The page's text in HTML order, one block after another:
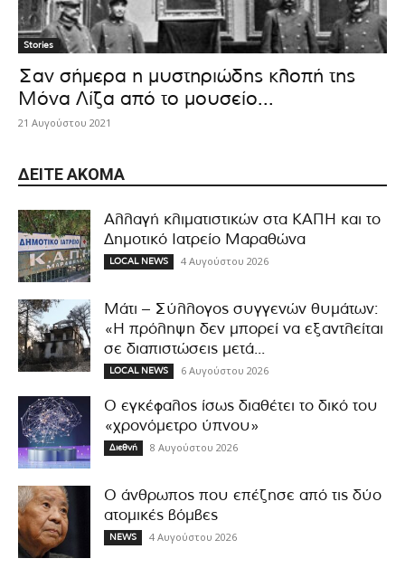
Stories
Σαν σήμερα η μυστηριώδης κλοπή της
Μόνα Λίζα από το μουσείο...
21 Αυγούστου 2021
ΔΕΊΤΕ ΑΚΌΜΑ
Αλλαγή κλιματιστικών στα ΚΑΠΗ και το
Δημοτικό Ιατρείο Μαραθώνα
LOCAL NEWS 4 Αυγούστου 2026
Μάτι – Σύλλογος συγγενών θυμάτων:
«Η πρόληψη δεν μπορεί να εξαντλείται
σε διαπιστώσεις μετά...
LOCAL NEWS 6 Αυγούστου 2026
Ο εγκέφαλος ίσως διαθέτει το δικό του
«χρονόμετρο ύπνου»
Διεθνή 8 Αυγούστου 2026
Ο άνθρωπος που επέζησε από τις δύο
ατομικές βόμβες
NEWS 4 Αυγούστου 2026